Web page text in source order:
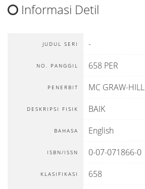
Informasi Detil
JUDUL SERI -
NO. PANGGIL 658 PER
PENERBIT MC GRAW-HILL
DESKRIPSI FISIK BAIK
BAHASA English
ISBN/ISSN 0-07-071866-0
KLASIFIKASI 658